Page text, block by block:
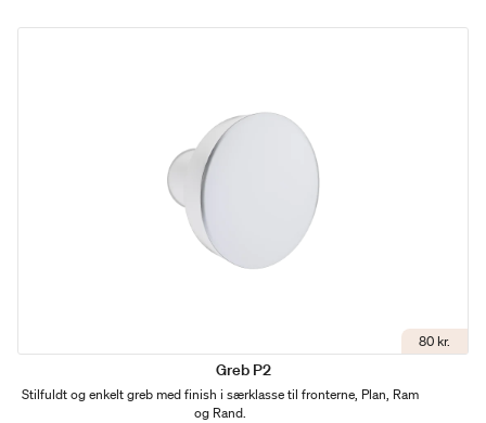
80 kr.
Greb P2
Stilfuldt og enkelt greb med finish i særklasse til fronterne, Plan, Ram
og Rand.